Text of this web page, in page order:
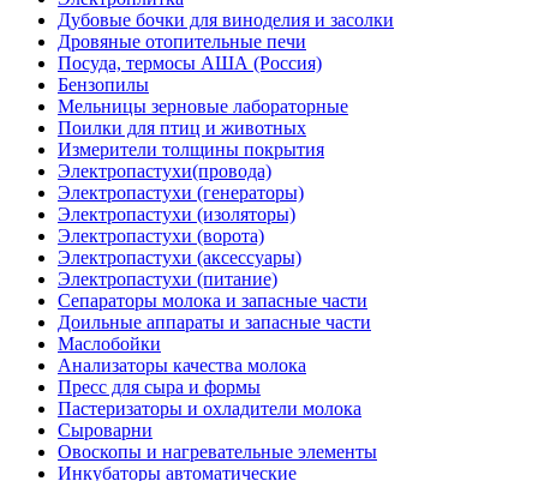
Дубовые бочки для виноделия и засолки
Дровяные отопительные печи
Посуда, термосы АША (Россия)
Бензопилы
Мельницы зерновые лабораторные
Поилки для птиц и животных
Измерители толщины покрытия
Электропастухи(провода)
Электропастухи (генераторы)
Электропастухи (изоляторы)
Электропастухи (ворота)
Электропастухи (аксессуары)
Электропастухи (питание)
Сепараторы молока и запасные части
Доильные аппараты и запасные части
Маслобойки
Анализаторы качества молока
Пресс для сыра и формы
Пастеризаторы и охладители молока
Сыроварни
Овоскопы и нагревательные элементы
Инкубаторы автоматические